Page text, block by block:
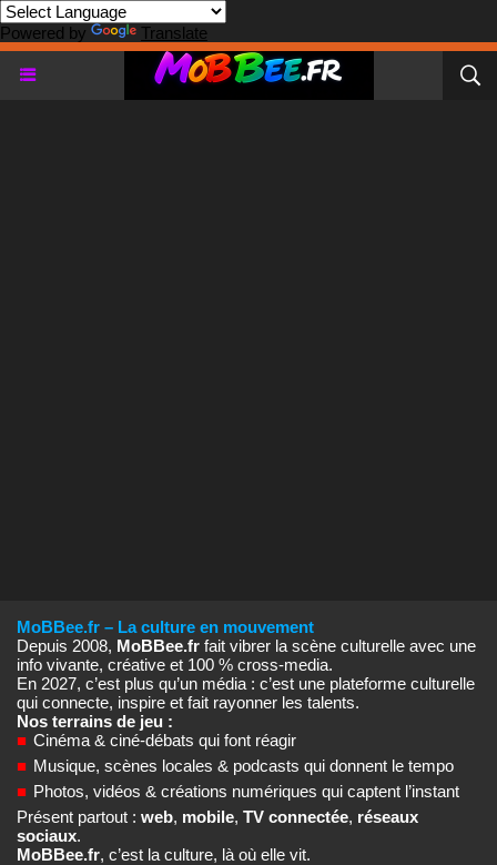
Powered by Translate
MoBBee.fr – La culture en mouvement
Depuis 2008, MoBBee.fr fait vibrer la scène culturelle avec une
info vivante, créative et 100 % cross‑media.
En 2027, c’est plus qu’un média : c’est une plateforme culturelle
qui connecte, inspire et fait rayonner les talents.
Nos terrains de jeu :
■ Cinéma & ciné‑débats qui font réagir
■ Musique, scènes locales & podcasts qui donnent le tempo
■ Photos, vidéos & créations numériques qui captent l’instant
Présent partout : web, mobile, TV connectée, réseaux
sociaux.
MoBBee.fr, c’est la culture, là où elle vit.